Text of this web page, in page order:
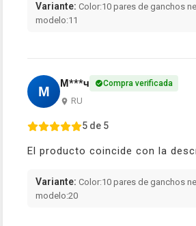
Variante: Color:10 pares de ganchos
modelo:11
М М***ч Compra verificada
RU
5 de 5
El producto coincide con la
Variante: Color:10 pares de ganchos
modelo:20